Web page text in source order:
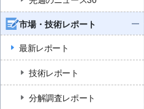
市場・技術レポート
最新レポート
技術レポート
分解調査レポート